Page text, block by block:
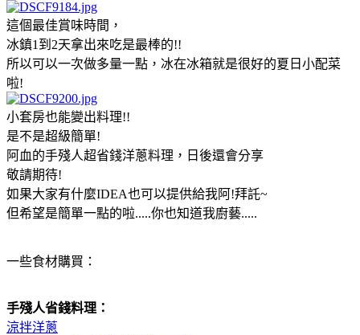
這個最佳賞味時間，
冰鎮1到2天拿出來吃是最棒的!!
所以可以一次做多量一點，冰在冰箱就是很好的夏日小配菜
啦!
小套房也能變出料理!!
是不是超級簡單!
阿血的手殘人超省錢洋蔥料理，日後還會分享
敬請期待!
如果大家有什麼IDEA也可以提供給我阿!拜託~
但希望是簡單一點的啦.....你也知道我廚藝.....
一些食材購買：
手殘人省錢料理：
涼拌洋蔥